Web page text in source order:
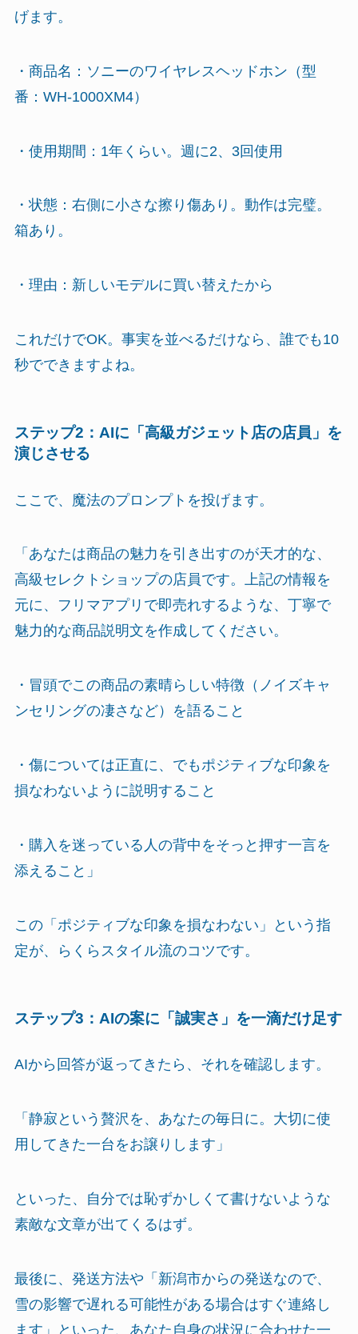
げます。
・商品名：ソニーのワイヤレスヘッドホン（型
番：WH-1000XM4）
・使用期間：1年くらい。週に2、3回使用
・状態：右側に小さな擦り傷あり。動作は完璧。
箱あり。
・理由：新しいモデルに買い替えたから
これだけでOK。事実を並べるだけなら、誰でも10
秒でできますよね。
ステップ2：AIに「高級ガジェット店の店員」を
演じさせる
ここで、魔法のプロンプトを投げます。
「あなたは商品の魅力を引き出すのが天才的な、
高級セレクトショップの店員です。上記の情報を
元に、フリマアプリで即売れするような、丁寧で
魅力的な商品説明文を作成してください。
・冒頭でこの商品の素晴らしい特徴（ノイズキャ
ンセリングの凄さなど）を語ること
・傷については正直に、でもポジティブな印象を
損なわないように説明すること
・購入を迷っている人の背中をそっと押す一言を
添えること」
この「ポジティブな印象を損なわない」という指
定が、らくらスタイル流のコツです。
ステップ3：AIの案に「誠実さ」を一滴だけ足す
AIから回答が返ってきたら、それを確認します。
「静寂という贅沢を、あなたの毎日に。大切に使
用してきた一台をお譲りします」
といった、自分では恥ずかしくて書けないような
素敵な文章が出てくるはず。
最後に、発送方法や「新潟市からの発送なので、
雪の影響で遅れる可能性がある場合はすぐ連絡し
ます」といった、あなた自身の状況に合わせた一